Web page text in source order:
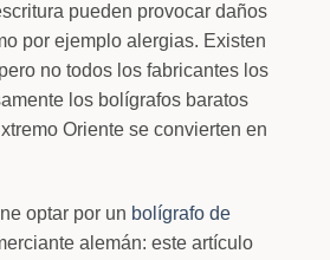
pueden provocar daños
por ejemplo alergias. Existen
no todos los fabricantes los
los bolígrafos baratos
Oriente se convierten en
optar por un bolígrafo de
alemán: este artículo